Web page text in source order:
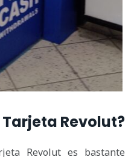
Revolut?
Revolut es bastante